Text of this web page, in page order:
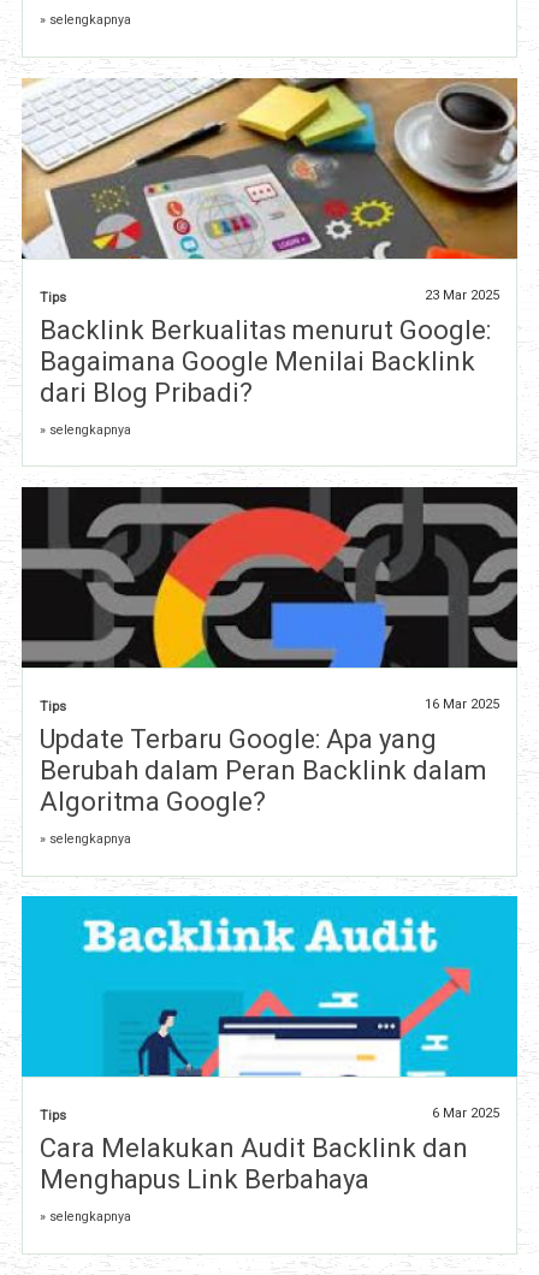
» selengkapnya
Tips 23 Mar 2025
Backlink Berkualitas menurut Google:
Bagaimana Google Menilai Backlink
dari Blog Pribadi?
» selengkapnya
Tips 16 Mar 2025
Update Terbaru Google: Apa yang
Berubah dalam Peran Backlink dalam
Algoritma Google?
» selengkapnya
Tips 6 Mar 2025
Cara Melakukan Audit Backlink dan
Menghapus Link Berbahaya
» selengkapnya